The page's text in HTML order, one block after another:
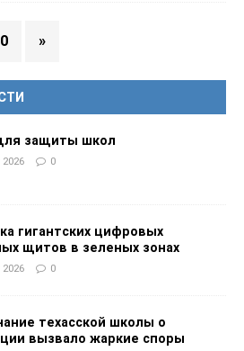
»
защиты школ
2026 0
гигантских цифровых
щитов в зеленых зонах
2026 0
техасской школы о
вызвало жаркие споры